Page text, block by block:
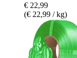
€ 22,99
(€ 22,99 / kg)